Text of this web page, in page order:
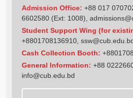
Admission Office: +88 017
6602580 (Ext: 1008),
Student Support Wing (for
+8801708136910
Cash Collection Booth:
General Information: +88
info@cub.edu.bd